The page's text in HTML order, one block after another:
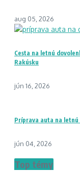
aug 05, 2026
Cesta na letnú
Rakúsku
jún 16, 2026
Príprava auta na letnú
jún 04, 2026
Top témy